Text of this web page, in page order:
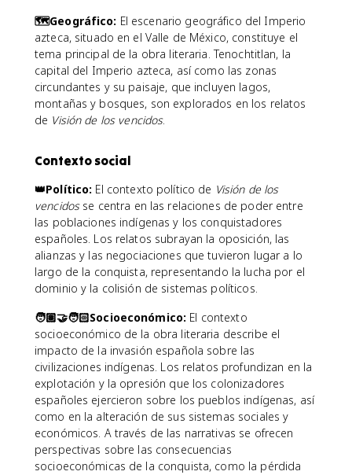
🗺️Geográfico: El escenario geográfico del Imperio
azteca, situado en el Valle de México, constituye el
tema principal de la obra literaria. Tenochtitlan, la
capital del Imperio azteca, así como las zonas
circundantes y su paisaje, que incluyen lagos,
montañas y bosques, son explorados en los relatos
de Visión de los vencidos.
Contexto social
👑Político: El contexto político de Visión de los
vencidosse centra en las relaciones de poder entre
las poblaciones indígenas y los conquistadores
españoles. Los relatos subrayan la oposición, las
alianzas y las negociaciones que tuvieron lugar a lo
largo de la conquista, representando la lucha por el
dominio y la colisión de sistemas políticos.
🧑🏽‍🤝‍🧑🏻Socioeconómico: El contexto
socioeconómico de la obra literaria describe el
impacto de la invasión española sobre las
civilizaciones indígenas. Los relatos profundizan en la
explotación y la opresión que los colonizadores
españoles ejercieron sobre los pueblos indígenas, así
como en la alteración de sus sistemas sociales y
económicos. A través de las narrativas se ofrecen
perspectivas sobre las consecuencias
socioeconómicas de la conquista, como la pérdida